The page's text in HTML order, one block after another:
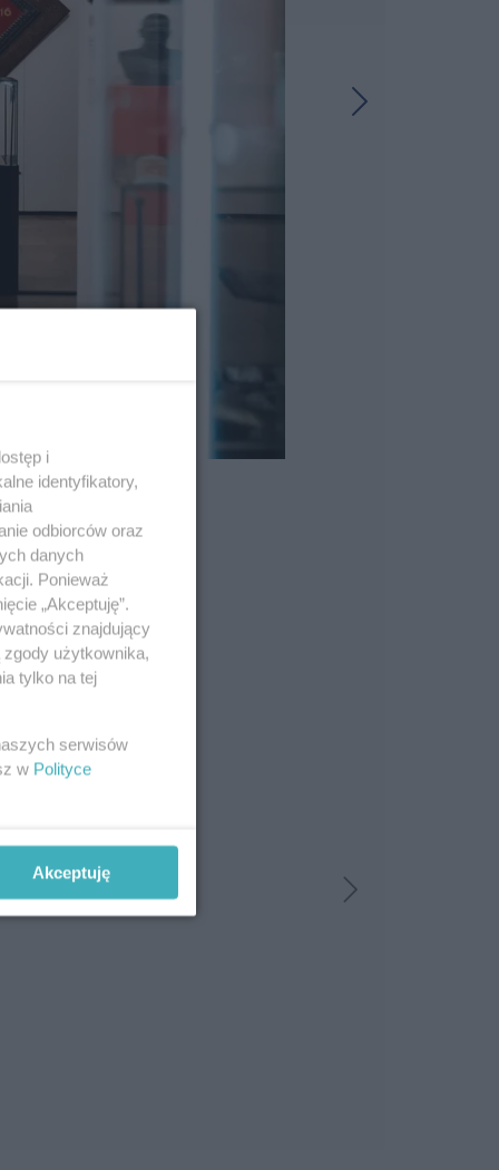
i
identyfikatory,
odbiorców oraz
danych
Ponieważ
„Akceptuję”.
znajdujący
użytkownika,
tylko na tej
serwisów
w Polityce
Akceptuję